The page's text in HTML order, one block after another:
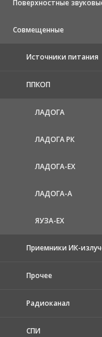
Поверхностные
Совмещенные
Источники питания
ППКОП
ЛАДОГА
ЛАДОГА РК
ЛАДОГА-EX
ЛАДОГА-А
ЯУЗА-ЕХ
Приемники ИК-
Прочее
Радиоканал
СПИ